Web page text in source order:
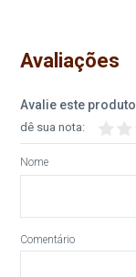
Avaliações
Avalie este produto
dê sua nota:
Nome
Comentário